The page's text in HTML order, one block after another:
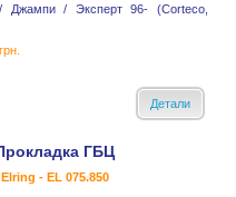
Джампи / Эксперт 96- (Corteco,
Детали
ГБЦ
Elring - EL 075.850